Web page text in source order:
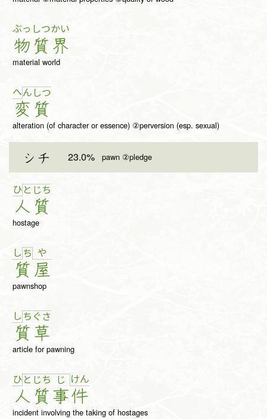
ぶっ
物
しつ
質
かい
界
material world
へん
変
しつ
質
alteration (of character or essence) ②perversion (esp. sexual)
シチ 23.0% pawn ②pledge
ひ と
人
じ ち
質
hostage
し ち
質
や
屋
pawnshop
し ち
質
ぐ さ
草
article for pawning
ひ と
人
じ ち
質
じ
事
けん
件
incident involving the taking of hostages